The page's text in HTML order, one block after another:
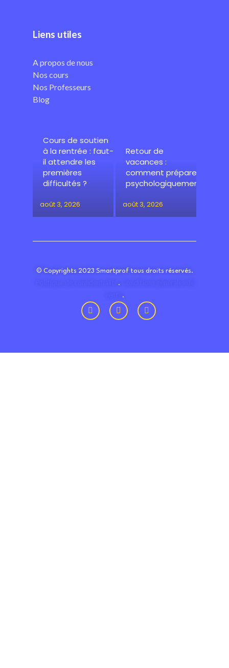
Liens utiles
A propos de nous
Nos cours
Nos Professeurs
Blog
Cours de soutien
à la rentrée : faut-
il attendre les
premières
difficultés ?
août 3, 2026
Retour de
vacances :
comment préparer
psychologiquement
août 3, 2026
© Copyrights 2023 Smartprof tous droits réservés.
.
.